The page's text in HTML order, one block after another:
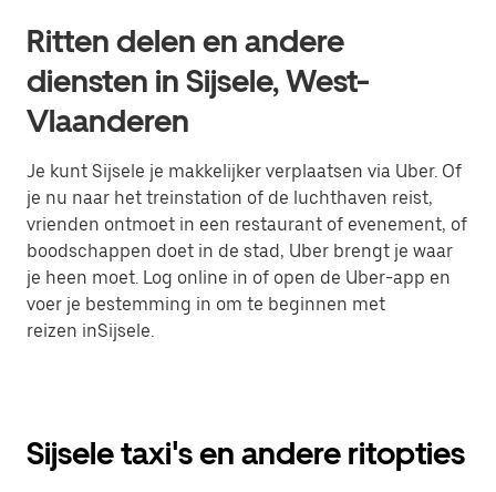
Ritten delen en andere
diensten in Sijsele, West-
Vlaanderen
Je kunt Sijsele je makkelijker verplaatsen via Uber. Of
je nu naar het treinstation of de luchthaven reist,
vrienden ontmoet in een restaurant of evenement, of
boodschappen doet in de stad, Uber brengt je waar
je heen moet. Log online in of open de Uber-app en
voer je bestemming in om te beginnen met
reizen inSijsele.
Sijsele taxi's en andere ritopties